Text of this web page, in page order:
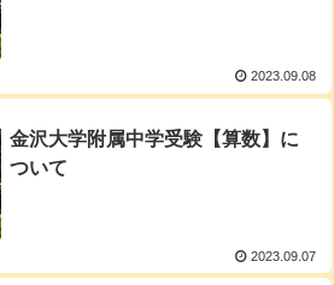
2023.09.08
金沢大学附属中学受験【算数】に
ついて
2023.09.07